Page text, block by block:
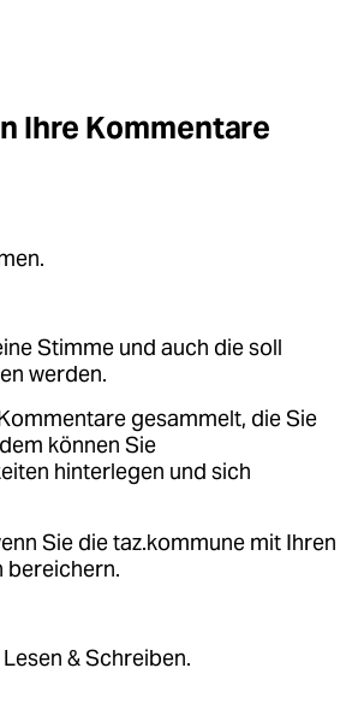
Ihre Kommentare
Stimme und auch die soll
werden.
gesammelt, die Sie
können Sie
hinterlegen und sich
Sie die taz.kommune mit Ihren
bereichern.
& Schreiben.